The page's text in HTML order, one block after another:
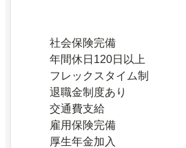
社会保険完備
年間休日120日以上
フレックスタイム制
退職金制度あり
交通費支給
雇用保険完備
厚生年金加入